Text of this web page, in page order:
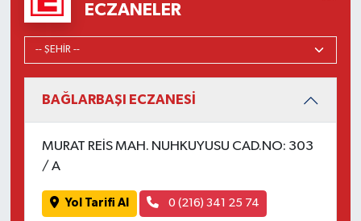
ECZANELER
BAĞLARBAŞI ECZANESİ
MURAT REİS MAH. NUHKUYUSU CAD.NO: 303
/ A
Yol Tarifi Al 0 (216) 341 25 74